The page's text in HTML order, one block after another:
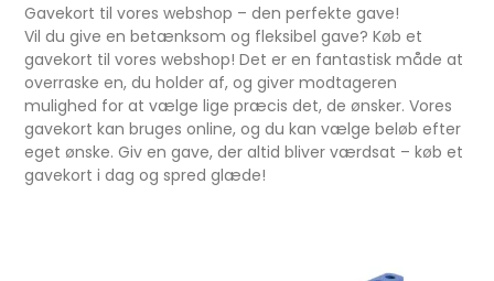
Gavekort til vores webshop – den perfekte gave!
Vil du give en betænksom og fleksibel gave? Køb et
gavekort til vores webshop! Det er en fantastisk måde at
overraske en, du holder af, og giver modtageren
mulighed for at vælge lige præcis det, de ønsker. Vores
gavekort kan bruges online, og du kan vælge beløb efter
eget ønske. Giv en gave, der altid bliver værdsat – køb et
gavekort i dag og spred glæde!